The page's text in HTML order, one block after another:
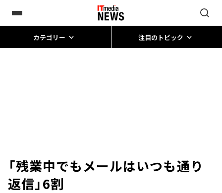
カテゴリー 注目のトピック
「残業中でもメールはいつも通り
返信」6割